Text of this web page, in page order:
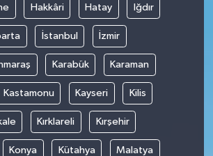
Hakkâri Hatay Iğdır
İstanbul İzmir
Karabük Karaman
Kastamonu Kayseri Kilis
Kırklareli Kırşehir
Konya Kütahya Malatya